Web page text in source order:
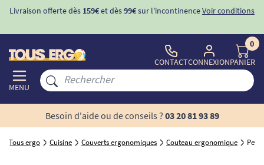
Livraison offerte dès 159€et dès99€sur l'incontinenceVoir conditions
MENU
CONTACTCONNEXION
0
PANIER
Besoin d'aide ou de conseils ? 03 20 81 93 89
Tous ergo Cuisine Couverts ergonomiques Couteau ergonomique Petit